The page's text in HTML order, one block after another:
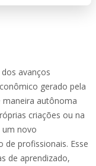
avanços
gerado pela
maneira autônoma
criações ou na
um novo
profissionais. Esse
de aprendizado,